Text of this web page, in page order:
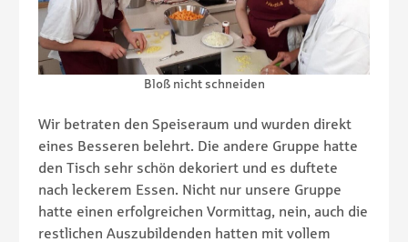
Bloß nicht schneiden
Wir betraten den Speiseraum und wurden direkt
eines Besseren belehrt. Die andere Gruppe hatte
den Tisch sehr schön dekoriert und es duftete
nach leckerem Essen. Nicht nur unsere Gruppe
hatte einen erfolgreichen Vormittag, nein, auch die
restlichen Auszubildenden hatten mit vollem